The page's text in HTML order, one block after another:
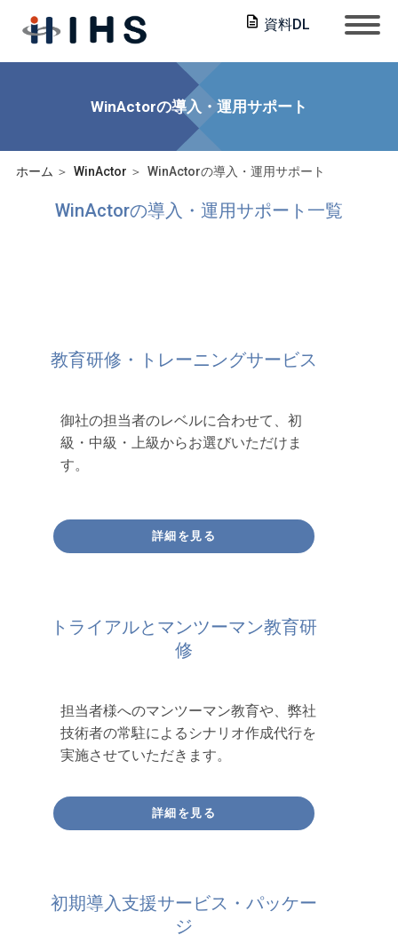
資料DL
WinActorの導入・運用サポート
ホーム WinActor WinActorの導入・運用サポート
WinActorの導入・運用サポート一覧
教育研修・トレーニングサービス
御社の担当者のレベルに合わせて、初
級・中級・上級からお選びいただけま
す。
詳細を見る
トライアルとマンツーマン教育研
修
担当者様へのマンツーマン教育や、弊社
技術者の常駐によるシナリオ作成代行を
実施させていただきます。
詳細を見る
初期導入支援サービス・パッケー
ジ